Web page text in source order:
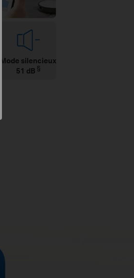
Mode silencieux
51 dB §